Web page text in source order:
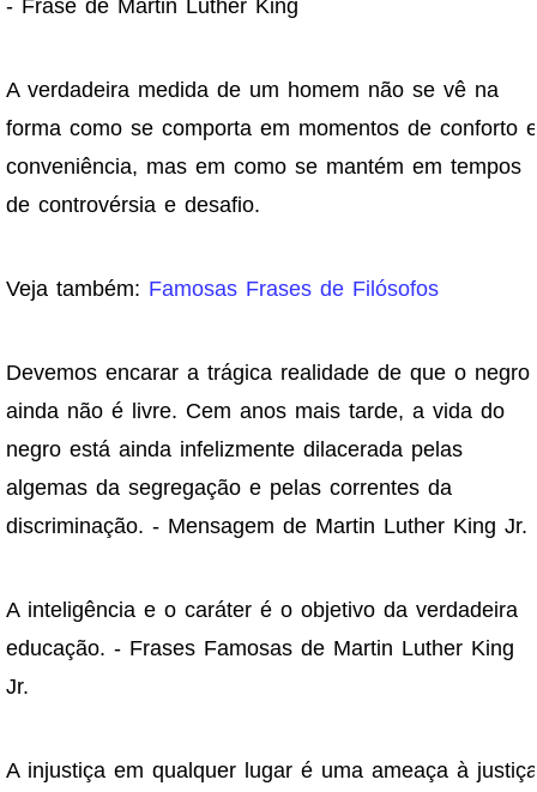
- Frase de Martin Luther King
A verdadeira medida de um homem não se vê na
forma como se comporta em momentos de conforto e
conveniência, mas em como se mantém em tempos
de controvérsia e desafio.
Veja também: Famosas Frases de Filósofos
Devemos encarar a trágica realidade de que o negro
ainda não é livre. Cem anos mais tarde, a vida do
negro está ainda infelizmente dilacerada pelas
algemas da segregação e pelas correntes da
discriminação. - Mensagem de Martin Luther King Jr.
A inteligência e o caráter é o objetivo da verdadeira
educação. - Frases Famosas de Martin Luther King
Jr.
A injustiça em qualquer lugar é uma ameaça à justiça